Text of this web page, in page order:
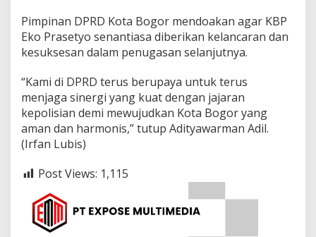
Pimpinan DPRD Kota Bogor mendoakan agar KBP
Eko Prasetyo senantiasa diberikan kelancaran dan
kesuksesan dalam penugasan selanjutnya.
“Kami di DPRD terus berupaya untuk terus
menjaga sinergi yang kuat dengan jajaran
kepolisian demi mewujudkan Kota Bogor yang
aman dan harmonis,” tutup Adityawarman Adil.
(Irfan Lubis)
Post Views: 1,115